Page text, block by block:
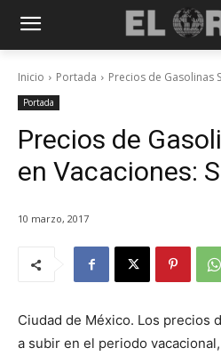
Inicio Portada Precios de Gasolinas
Portada
Precios de
en Vacaciones:
10 marzo, 2017
Ciudad de México. Los precios
a subir en el periodo